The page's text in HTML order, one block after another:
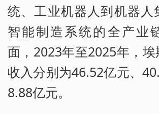
统、工业机器人到机器人
智能制造系统的全产业
面，2023年至2025年，
收入分别为46.52亿元、
8.88亿元。